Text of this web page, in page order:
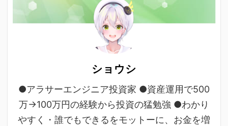
ショウシ
●アラサーエンジニア投資家 ●資産運用で500
万→100万円の経験から投資の猛勉強 ●わかり
やすく・誰でもできるをモットーに、お金を増